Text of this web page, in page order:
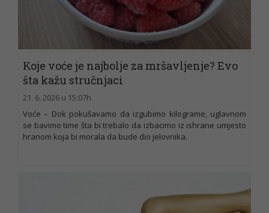
Koje voće je najbolje za mršavljenje? Evo
šta kažu stručnjaci
21. 6. 2026 u 15:07h
Voće – Dok pokušavamo da izgubimo kilograme, uglavnom
se bavimo time šta bi trebalo da izbacimo iz ishrane umjesto
hranom koja bi morala da bude dio jelovnika.